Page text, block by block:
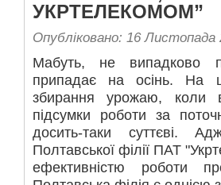
УКРТЕЛЕКОМОМ”
Опубліковано: 16 Листопада
Мабуть, не випадково
припадає на осінь. На
збирання урожаю, коли
підсумки роботи за
досить-таки суттєві.
Полтавської філії ПАТ
ефективністю роботи